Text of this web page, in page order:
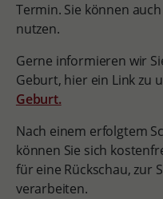
Termin. Sie können
nutzen.
Gerne informieren wir
Geburt, hier ein Link zu
Geburt.
Nach einem erfolgtem
können Sie sich
für eine Rückschau, zur
verarbeiten.